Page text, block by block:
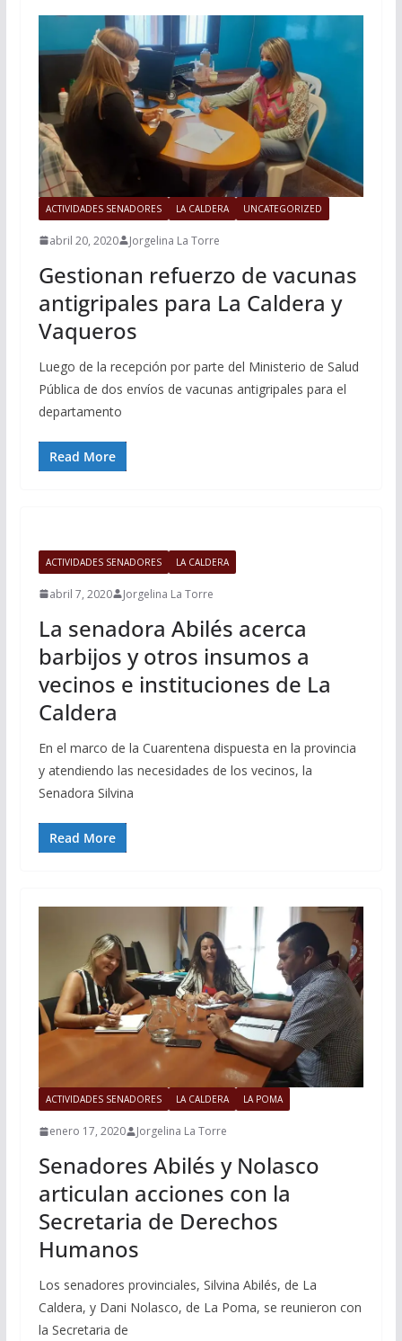
ACTIVIDADES SENADORES LA CALDERA UNCATEGORIZED
abril 20, 2020 Jorgelina La Torre
Gestionan refuerzo de vacunas
antigripales para La Caldera y
Vaqueros
Luego de la recepción por parte del Ministerio de Salud
Pública de dos envíos de vacunas antigripales para el
departamento
Read More
ACTIVIDADES SENADORES LA CALDERA
abril 7, 2020 Jorgelina La Torre
La senadora Abilés acerca
barbijos y otros insumos a
vecinos e instituciones de La
Caldera
En el marco de la Cuarentena dispuesta en la provincia
y atendiendo las necesidades de los vecinos, la
Senadora Silvina
Read More
ACTIVIDADES SENADORES LA CALDERA LA POMA
enero 17, 2020 Jorgelina La Torre
Senadores Abilés y Nolasco
articulan acciones con la
Secretaria de Derechos
Humanos
Los senadores provinciales, Silvina Abilés, de La
Caldera, y Dani Nolasco, de La Poma, se reunieron con
la Secretaria de